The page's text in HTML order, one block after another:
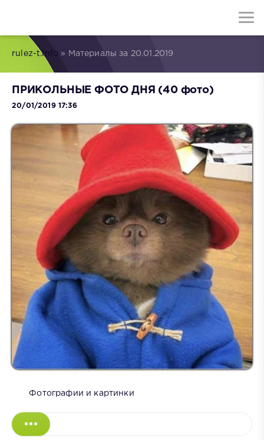
rulez-t.info » Материалы за 20.01.2019
ПРИКОЛЬНЫЕ ФОТО ДНЯ (40 фото)
20/01/2019 17:36
Фотографии и картинки